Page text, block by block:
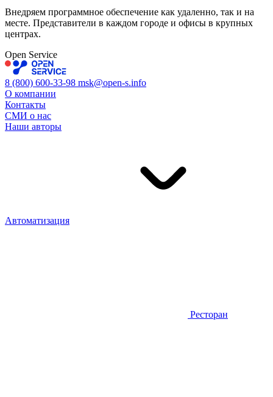
Внедряем программное обеспечение как удаленно, так и на
месте. Представители в каждом городе и офисы в крупных
центрах.
Open Service
8 (800) 600-33-98 msk@open-s.info
О компании
Контакты
СМИ о нас
Наши авторы
Автоматизация
Ресторан